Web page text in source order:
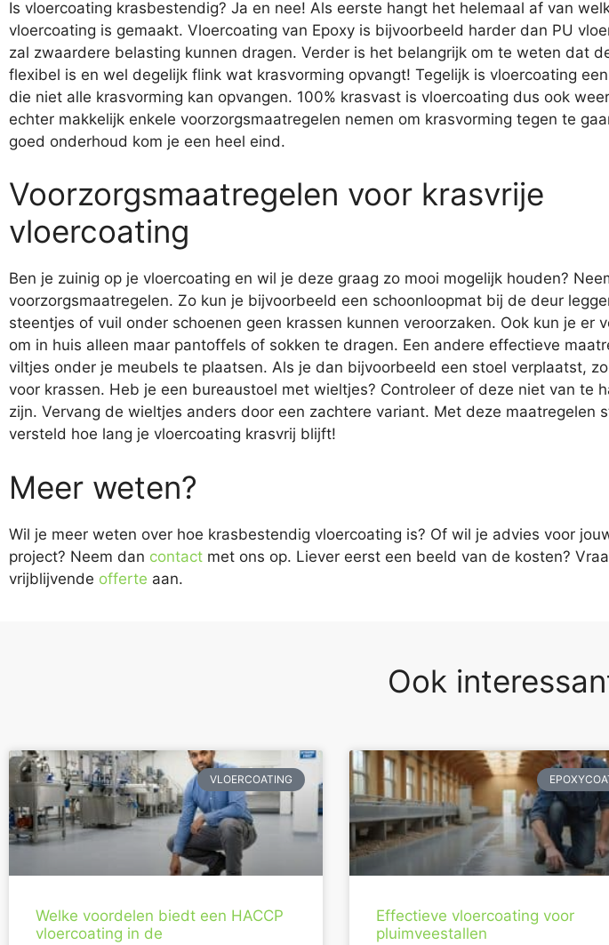
Is vloercoating krasbestendig? Ja en nee! Als eerste hangt het helemaal af van
vloercoating is gemaakt. Vloercoating van Epoxy is bijvoorbeeld harder dan PU
zal zwaardere belasting kunnen dragen. Verder is het belangrijk om te weten dat
flexibel is en wel degelijk flink wat krasvorming opvangt! Tegelijk is vloercoating
die niet alle krasvorming kan opvangen. 100% krasvast is vloercoating dus ook
echter makkelijk enkele voorzorgsmaatregelen nemen om krasvorming tegen te
goed onderhoud kom je een heel eind.
Voorzorgsmaatregelen voor krasvrije
vloercoating
Ben je zuinig op je vloercoating en wil je deze graag zo mooi mogelijk houden?
voorzorgsmaatregelen. Zo kun je bijvoorbeeld een schoonloopmat bij de deur
steentjes of vuil onder schoenen geen krassen kunnen veroorzaken. Ook kun je er
om in huis alleen maar pantoffels of sokken te dragen. Een andere effectieve
viltjes onder je meubels te plaatsen. Als je dan bijvoorbeeld een stoel verplaatst,
voor krassen. Heb je een bureaustoel met wieltjes? Controleer of deze niet van te
zijn. Vervang de wieltjes anders door een zachtere variant. Met deze maatregelen
versteld hoe lang je vloercoating krasvrij blijft!
Meer weten?
Wil je meer weten over hoe krasbestendig vloercoating is? Of wil je advies voor
project? Neem dan contact met ons op. Liever eerst een beeld van de kosten?
vrijblijvende offerte aan.
Ook
VLOERCOATING
Welke voordelen biedt een HACCP
vloercoating in de
Effectieve vloercoating voor
pluimveestallen